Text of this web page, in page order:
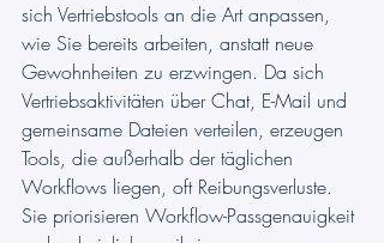
sich Vertriebstools an die Art anpassen,
wie Sie bereits arbeiten, anstatt neue
Gewohnheiten zu erzwingen. Da sich
Vertriebsaktivitäten über Chat, E-Mail und
gemeinsame Dateien verteilen, erzeugen
Tools, die außerhalb der täglichen
Workflows liegen, oft Reibungsverluste.
Sie priorisieren Workflow-Passgenauigkeit